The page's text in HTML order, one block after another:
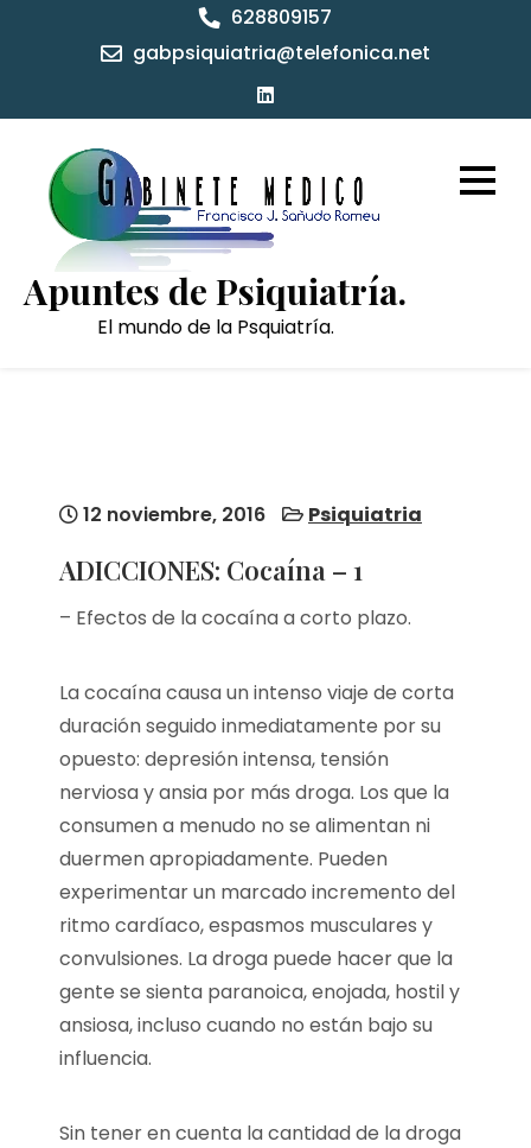
628809157
gabpsiquiatria@telefonica.net
Apuntes de Psiquiatría.
El mundo de la Psquiatría.
12 noviembre, 2016 Psiquiatria
ADICCIONES: Cocaína – 1
– Efectos de la cocaína a corto plazo.
La cocaína causa un intenso viaje de corta
duración seguido inmediatamente por su
opuesto: depresión intensa, tensión
nerviosa y ansia por más droga. Los que la
consumen a menudo no se alimentan ni
duermen apropiadamente. Pueden
experimentar un marcado incremento del
ritmo cardíaco, espasmos musculares y
convulsiones. La droga puede hacer que la
gente se sienta paranoica, enojada, hostil y
ansiosa, incluso cuando no están bajo su
influencia.
Sin tener en cuenta la cantidad de la droga